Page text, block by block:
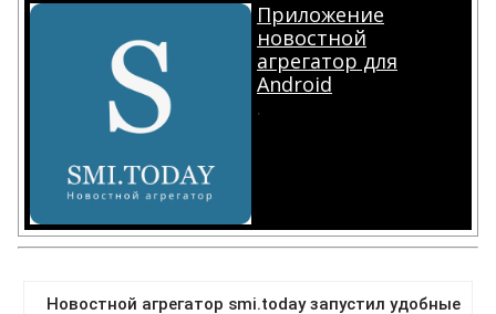
Приложение
новостной
агрегатор для
Android
.